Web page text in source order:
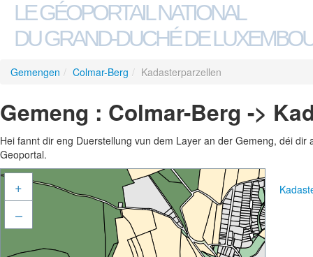
LE GÉOPORTAIL NATIONAL
DU GRAND-DUCHÉ DE
Gemengen / Colmar-Berg / Kadasterparzellen
Gemeng : Colmar-Berg ->
Hei fannt dir eng Duerstellung vun dem Layer an der Gemeng, déi
Geoportal.
+
–